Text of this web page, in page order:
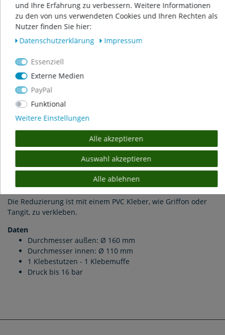
Beschreibung
Weitere Details
Produktsicherheit
PVC Reduzierring / Reduktionsring von Ø 160 auf 110 mm.
Zur Verjüngung des Rohrdurchmessers von Ablauf- und
Zugangsleitungen, von PVC-Fittingen wie Kugelhähne,
Die Reduzierung ist mit einem PVC Kleber, wie Griffon oder
Tangit, zu verkleben.
Daten
Durchmesser außen: Ø 160 mm
Durchmesser innen: Ø 110 mm
1 Klebestutzen - 1 Klebemuffe
Druck bis 16 bar
und Ihre Erfahrung zu verbessern. Weitere Informationen
zu den von uns verwendeten Cookies und Ihren Rechten als
Nutzer finden Sie hier:
Daten­schutz­erklärung
Impressum
Essenziell
Externe Medien
PayPal
Funktional
Weitere Einstellungen
Alle akzeptieren
Auswahl akzeptieren
Alle ablehnen